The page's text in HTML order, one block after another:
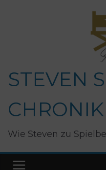
STEVEN
Wie Steven zu